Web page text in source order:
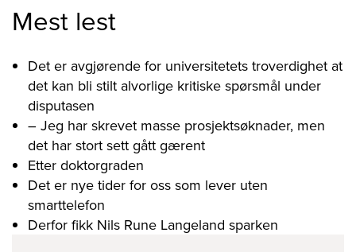
Mest lest
Det er avgjørende for universitetets troverdighet at
det kan bli stilt alvorlige kritiske spørsmål under
disputasen
– Jeg har skrevet masse prosjektsøknader, men
det har stort sett gått gærent
Etter doktorgraden
Det er nye tider for oss som lever uten
smarttelefon
Derfor fikk Nils Rune Langeland sparken